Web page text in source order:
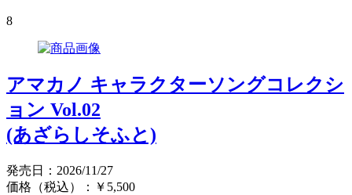
8
アマカノ キャラクターソングコレクシ
ョン Vol.02
(あざらしそふと)
発売日：2026/11/27
価格（税込）：￥5,500